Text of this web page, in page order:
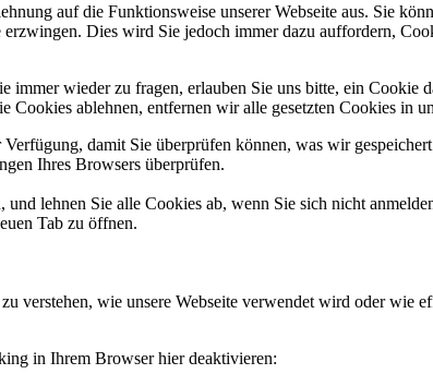
auf die Funktionsweise unserer Webseite aus. Sie
Dies wird Sie jedoch immer dazu auffordern,
wieder zu fragen, erlauben Sie uns bitte, ein Cookie
Cookies ablehnen, entfernen wir alle gesetzten Cookies in
damit Sie überprüfen können, was wir
Ihres Browsers überprüfen.
lehnen Sie alle Cookies ab, wenn Sie sich nicht
Tab zu öffnen.
verstehen, wie unsere Webseite verwendet wird oder wie
in Ihrem Browser hier deaktivieren: